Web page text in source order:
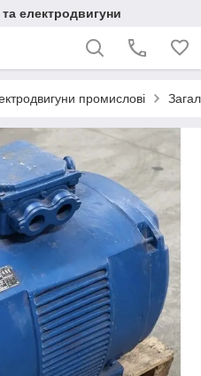
електродвигуни
промислові